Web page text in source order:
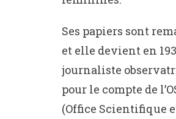
Ses papiers sont
et elle devient en
journaliste
pour le compte de
(Office Scientifique